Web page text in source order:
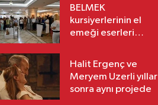
BELMEK
kursiyerlerinin el
emeği eserleri
Halit Ergenç ve
Meryem Uzerli yıllar
sonra aynı projede